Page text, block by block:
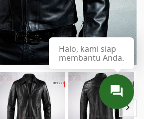
Halo, kami siap
membantu Anda.